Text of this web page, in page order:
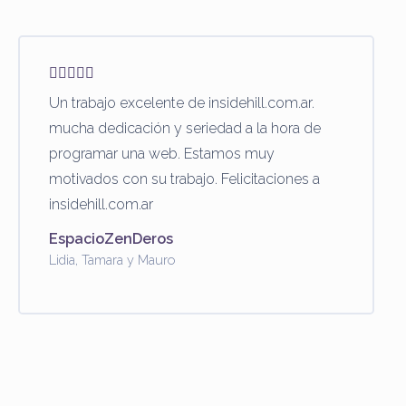
Un trabajo excelente de insidehill.com.ar.
mucha dedicación y seriedad a la hora de
programar una web. Estamos muy
motivados con su trabajo. Felicitaciones a
insidehill.com.ar
EspacioZenDeros
Lidia, Tamara y Mauro